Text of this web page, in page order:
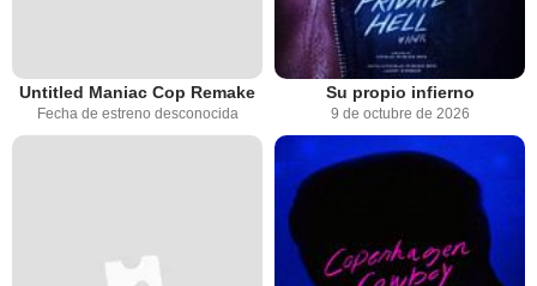
Untitled Maniac Cop Remake
Fecha de estreno desconocida
Su propio infierno
9 de octubre de 2026